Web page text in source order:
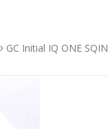
GC Initial IQ ONE SQIN